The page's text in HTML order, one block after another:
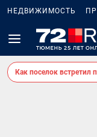
НЕДВИЖИМОСТЬ
Как поселок встретил